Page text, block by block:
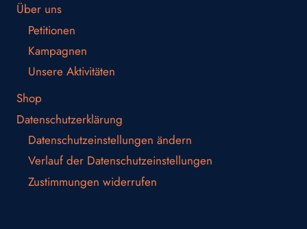
Über uns
Petitionen
Kampagnen
Unsere Aktivitäten
Shop
Datenschutzerklärung
Datenschutzeinstellungen ändern
Verlauf der Datenschutzeinstellungen
Zustimmungen widerrufen